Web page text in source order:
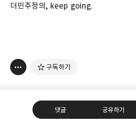
더민주정의, keep going.
구독하기
댓글 공유하기